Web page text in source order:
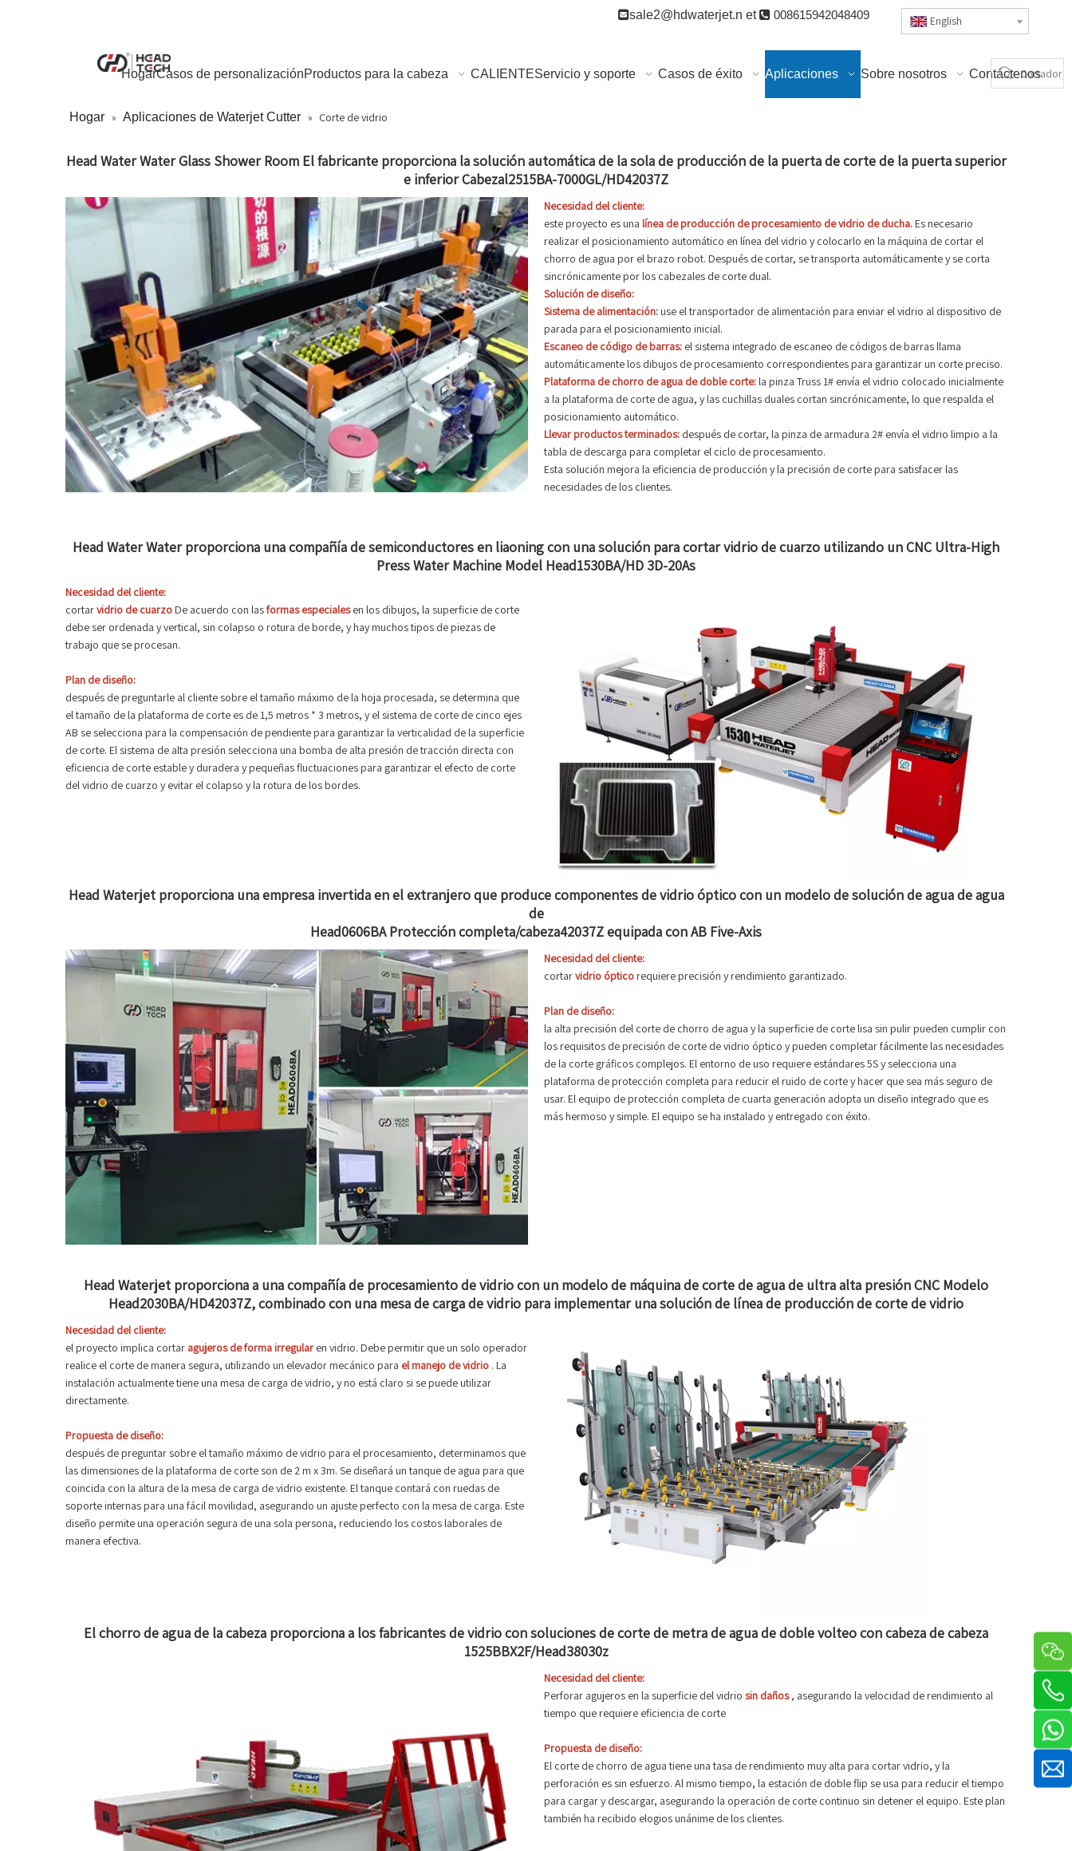
sale2@hdwaterjet.n et 008615942048409 English
HogarCasos de personalizaciónProductos para la cabeza CALIENTEServicio y soporte Casos de éxito Aplicaciones Sobre nosotros Contáctenos
Hogar » Aplicaciones de Waterjet Cutter » Corte de vidrio
Head Water Water Glass Shower Room El fabricante proporciona la solución automática de la sola de producción de la puerta de corte de la puerta superior
e inferior Cabezal2515BA-7000GL/HD42037Z
Necesidad del cliente:
este proyecto es una línea de producción de procesamiento de vidrio de ducha. Es necesario
realizar el posicionamiento automático en línea del vidrio y colocarlo en la máquina de cortar el
chorro de agua por el brazo robot. Después de cortar, se transporta automáticamente y se corta
sincrónicamente por los cabezales de corte dual.
Solución de diseño:
Sistema de alimentación: use el transportador de alimentación para enviar el vidrio al dispositivo de
parada para el posicionamiento inicial.
Escaneo de código de barras: el sistema integrado de escaneo de códigos de barras llama
automáticamente los dibujos de procesamiento correspondientes para garantizar un corte preciso.
Plataforma de chorro de agua de doble corte: la pinza Truss 1# envía el vidrio colocado inicialmente
a la plataforma de corte de agua, y las cuchillas duales cortan sincrónicamente, lo que respalda el
posicionamiento automático.
Llevar productos terminados: después de cortar, la pinza de armadura 2# envía el vidrio limpio a la
tabla de descarga para completar el ciclo de procesamiento.
Esta solución mejora la eficiencia de producción y la precisión de corte para satisfacer las
necesidades de los clientes.
Head Water Water proporciona una compañía de semiconductores en liaoning con una solución para cortar vidrio de cuarzo utilizando un CNC Ultra-High
Press Water Machine Model Head1530BA/HD 3D-20As
Necesidad del cliente:
cortarvidrio de cuarzo De acuerdo con lasformas especialesen los dibujos, la superficie de corte
debe ser ordenada y vertical, sin colapso o rotura de borde, y hay muchos tipos de piezas de
trabajo que se procesan.
Plan de diseño:
después de preguntarle al cliente sobre el tamaño máximo de la hoja procesada, se determina que
el tamaño de la plataforma de corte es de 1,5 metros * 3 metros, y el sistema de corte de cinco ejes
AB se selecciona para la compensación de pendiente para garantizar la verticalidad de la superficie
de corte. El sistema de alta presión selecciona una bomba de alta presión de tracción directa con
eficiencia de corte estable y duradera y pequeñas fluctuaciones para garantizar el efecto de corte
del vidrio de cuarzo y evitar el colapso y la rotura de los bordes.
Head Waterjet proporciona una empresa invertida en el extranjero que produce componentes de vidrio óptico con un modelo de solución de agua de agua
de
Head0606BA Protección completa/cabeza42037Z equipada con AB Five-Axis
Necesidad del cliente:
cortarvidrio óptico requiere precisión y rendimiento garantizado.
Plan de diseño:
la alta precisión del corte de chorro de agua y la superficie de corte lisa sin pulir pueden cumplir con
los requisitos de precisión de corte de vidrio óptico y pueden completar fácilmente las necesidades
de la corte gráficos complejos. El entorno de uso requiere estándares 5S y selecciona una
plataforma de protección completa para reducir el ruido de corte y hacer que sea más seguro de
usar. El equipo de protección completa de cuarta generación adopta un diseño integrado que es
más hermoso y simple. El equipo se ha instalado y entregado con éxito.
Head Waterjet proporciona a una compañía de procesamiento de vidrio con un modelo de máquina de corte de agua de ultra alta presión CNC Modelo
Head2030BA/HD42037Z, combinado con una mesa de carga de vidrio para implementar una solución de línea de producción de corte de vidrio
Necesidad del cliente:
el proyecto implica cortar agujeros de forma irregular en vidrio. Debe permitir que un solo operador
realice el corte de manera segura, utilizando un elevador mecánico para el manejo de vidrio . La
instalación actualmente tiene una mesa de carga de vidrio, y no está claro si se puede utilizar
directamente.
Propuesta de diseño:
después de preguntar sobre el tamaño máximo de vidrio para el procesamiento, determinamos que
las dimensiones de la plataforma de corte son de 2 m x 3m. Se diseñará un tanque de agua para que
coincida con la altura de la mesa de carga de vidrio existente. El tanque contará con ruedas de
soporte internas para una fácil movilidad, asegurando un ajuste perfecto con la mesa de carga. Este
diseño permite una operación segura de una sola persona, reduciendo los costos laborales de
manera efectiva.
El chorro de agua de la cabeza proporciona a los fabricantes de vidrio con soluciones de corte de metra de agua de doble volteo con cabeza de cabeza
1525BBX2F/Head38030z
Necesidad del cliente:
Perforar agujeros en la superficie del vidrio sin daños, asegurando la velocidad de rendimiento al
tiempo que requiere eficiencia de corte
Propuesta de diseño:
El corte de chorro de agua tiene una tasa de rendimiento muy alta para cortar vidrio, y la
perforación es sin esfuerzo. Al mismo tiempo, la estación de doble flip se usa para reducir el tiempo
para cargar y descargar, asegurando la operación de corte continuo sin detener el equipo. Este plan
también ha recibido elogios unánime de los clientes.